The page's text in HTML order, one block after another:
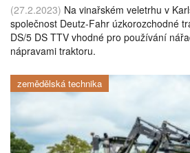
(27.2.2023) Na vinařském veletrhu v
společnost Deutz-Fahr úzkorozchodné
DS/5 DS TTV vhodné pro používání
nápravami traktoru.
zemědělská technika